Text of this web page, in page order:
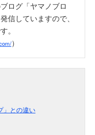
ログ「ヤマノブロ
信していますので、
。
）
」との違い